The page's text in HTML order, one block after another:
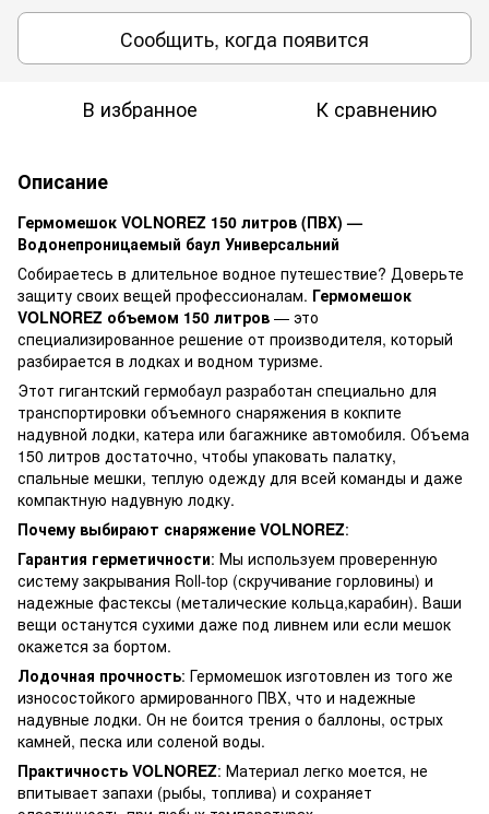
Сообщить, когда появится
В избранное К сравнению
Описание
Гермомешок VOLNOREZ 150 литров (ПВХ) —
Водонепроницаемый баул Универсальний
Собираетесь в длительное водное путешествие? Доверьте
защиту своих вещей профессионалам. Гермомешок
VOLNOREZ объемом 150 литров — это
специализированное решение от производителя, который
разбирается в лодках и водном туризме.
Этот гигантский гермобаул разработан специально для
транспортировки объемного снаряжения в кокпите
надувной лодки, катера или багажнике автомобиля. Объема
150 литров достаточно, чтобы упаковать палатку,
спальные мешки, теплую одежду для всей команды и даже
компактную надувную лодку.
Почему выбирают снаряжение VOLNOREZ:
Гарантия герметичности: Мы используем проверенную
систему закрывания Roll-top (скручивание горловины) и
надежные фастексы (металические кольца,карабин). Ваши
вещи останутся сухими даже под ливнем или если мешок
окажется за бортом.
Лодочная прочность: Гермомешок изготовлен из того же
износостойкого армированного ПВХ, что и надежные
надувные лодки. Он не боится трения о баллоны, острых
камней, песка или соленой воды.
Практичность VOLNOREZ: Материал легко моется, не
впитывает запахи (рыбы, топлива) и сохраняет